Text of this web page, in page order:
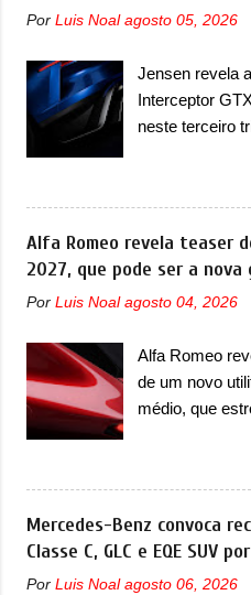
será um carro
para todo
Ele será
Supercharger
visual e
passará a ser
como ‘20’.
marca
novo motor
também
uma melhoria
12 elementos
elétrico,
LBMS, VCU,
carga e
mais quatro
Por Luis Noal agosto 05, 2026
Jensen revela
Interceptor
neste terceiro
Jensen
de JIA)
que mostra
esportivo que
mercado. O
uma nova
ainda
apresentado
seja,
a estreia deve
dia 30 de
vai apresentar
de altíssimo
pistas" , que
Alfa Romeo revela teaser
2027, que pode ser a nova
Por Luis Noal agosto 04, 2026
Alfa Romeo
de um novo
médio, que
revelou a
novo utilitário
previsto para
2027. O novo
uma nova
Mercedes-Benz convoca
Classe C, GLC e EQE SUV
Por Luis Noal agosto 06, 2026